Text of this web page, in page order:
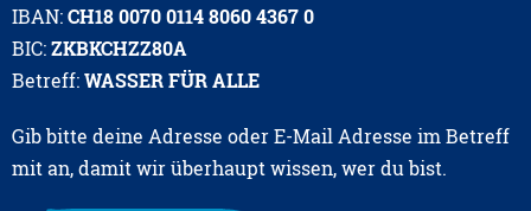
IBAN:CH18 0070 0114 8060 4367 0
BIC:ZKBKCHZZ80A
Betreff:WASSER FÜR ALLE
Gib bitte deine Adresse oder E-Mail Adresse im Betreff
mit an, damit wir überhaupt wissen, wer du bist.